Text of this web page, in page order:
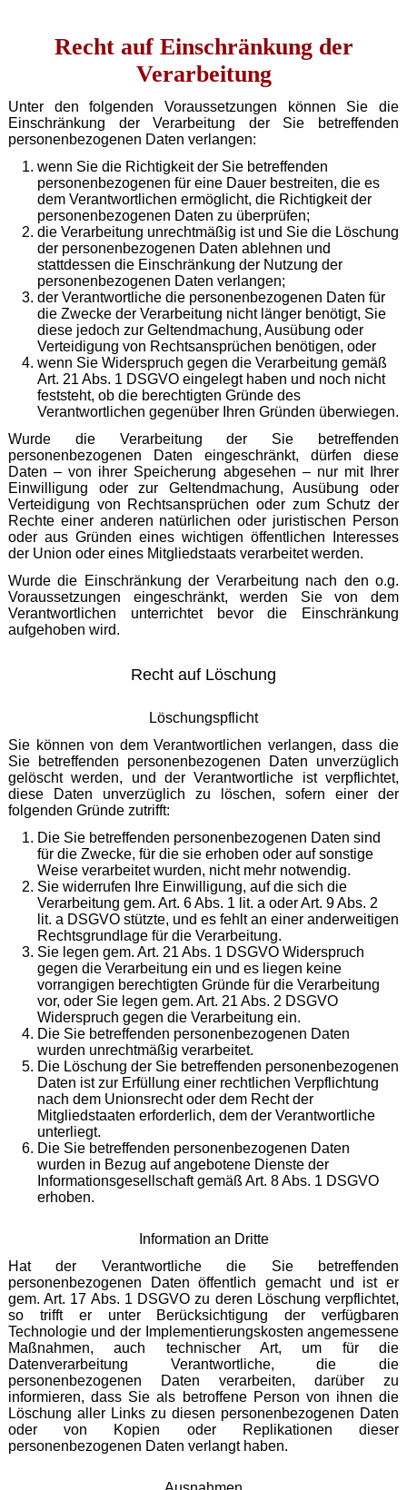
Recht auf Einschränkung der
Verarbeitung
Unter den folgenden Voraussetzungen können Sie die
Einschränkung der Verarbeitung der Sie betreffenden
personenbezogenen Daten verlangen:
wenn Sie die Richtigkeit der Sie betreffenden
personenbezogenen für eine Dauer bestreiten, die es
dem Verantwortlichen ermöglicht, die Richtigkeit der
personenbezogenen Daten zu überprüfen;
die Verarbeitung unrechtmäßig ist und Sie die Löschung
der personenbezogenen Daten ablehnen und
stattdessen die Einschränkung der Nutzung der
personenbezogenen Daten verlangen;
der Verantwortliche die personenbezogenen Daten für
die Zwecke der Verarbeitung nicht länger benötigt, Sie
diese jedoch zur Geltendmachung, Ausübung oder
Verteidigung von Rechtsansprüchen benötigen, oder
wenn Sie Widerspruch gegen die Verarbeitung gemäß
Art. 21 Abs. 1 DSGVO eingelegt haben und noch nicht
feststeht, ob die berechtigten Gründe des
Verantwortlichen gegenüber Ihren Gründen überwiegen.
Wurde die Verarbeitung der Sie betreffenden
personenbezogenen Daten eingeschränkt, dürfen diese
Daten – von ihrer Speicherung abgesehen – nur mit Ihrer
Einwilligung oder zur Geltendmachung, Ausübung oder
Verteidigung von Rechtsansprüchen oder zum Schutz der
Rechte einer anderen natürlichen oder juristischen Person
oder aus Gründen eines wichtigen öffentlichen Interesses
der Union oder eines Mitgliedstaats verarbeitet werden.
Wurde die Einschränkung der Verarbeitung nach den o.g.
Voraussetzungen eingeschränkt, werden Sie von dem
Verantwortlichen unterrichtet bevor die Einschränkung
aufgehoben wird.
Recht auf Löschung
Löschungspflicht
Sie können von dem Verantwortlichen verlangen, dass die
Sie betreffenden personenbezogenen Daten unverzüglich
gelöscht werden, und der Verantwortliche ist verpflichtet,
diese Daten unverzüglich zu löschen, sofern einer der
folgenden Gründe zutrifft:
Die Sie betreffenden personenbezogenen Daten sind
für die Zwecke, für die sie erhoben oder auf sonstige
Weise verarbeitet wurden, nicht mehr notwendig.
Sie widerrufen Ihre Einwilligung, auf die sich die
Verarbeitung gem. Art. 6 Abs. 1 lit. a oder Art. 9 Abs. 2
lit. a DSGVO stützte, und es fehlt an einer anderweitigen
Rechtsgrundlage für die Verarbeitung.
Sie legen gem. Art. 21 Abs. 1 DSGVO Widerspruch
gegen die Verarbeitung ein und es liegen keine
vorrangigen berechtigten Gründe für die Verarbeitung
vor, oder Sie legen gem. Art. 21 Abs. 2 DSGVO
Widerspruch gegen die Verarbeitung ein.
Die Sie betreffenden personenbezogenen Daten
wurden unrechtmäßig verarbeitet.
Die Löschung der Sie betreffenden personenbezogenen
Daten ist zur Erfüllung einer rechtlichen Verpflichtung
nach dem Unionsrecht oder dem Recht der
Mitgliedstaaten erforderlich, dem der Verantwortliche
unterliegt.
Die Sie betreffenden personenbezogenen Daten
wurden in Bezug auf angebotene Dienste der
Informationsgesellschaft gemäß Art. 8 Abs. 1 DSGVO
erhoben.
Information an Dritte
Hat der Verantwortliche die Sie betreffenden
personenbezogenen Daten öffentlich gemacht und ist er
gem. Art. 17 Abs. 1 DSGVO zu deren Löschung verpflichtet,
so trifft er unter Berücksichtigung der verfügbaren
Technologie und der Implementierungskosten angemessene
Maßnahmen, auch technischer Art, um für die
Datenverarbeitung Verantwortliche, die die
personenbezogenen Daten verarbeiten, darüber zu
informieren, dass Sie als betroffene Person von ihnen die
Löschung aller Links zu diesen personenbezogenen Daten
oder von Kopien oder Replikationen dieser
personenbezogenen Daten verlangt haben.